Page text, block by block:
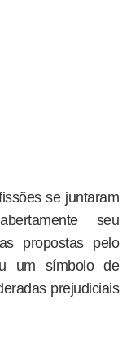
se juntaram
seu
propostas pelo
um símbolo de
prejudiciais